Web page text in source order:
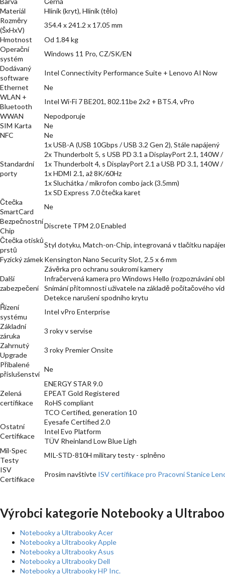
Materiál
Hliník (kryt), Hliník (tělo)
Rozměry
(ŠxHxV)
354.4 x 241.2 x 17.05 mm
Hmotnost
Od 1.84 kg
Operační
systém
Windows 11 Pro, CZ/SK/EN
Dodávaný
software
Intel Connectivity Performance Suite + Lenovo AI Now
Ethernet
Ne
WLAN +
Bluetooth
Intel Wi-Fi 7 BE201, 802.11be 2x2 + BT5.4, vPro
WWAN
Nepodporuje
SIM Karta
Ne
NFC
Ne
Standardní
porty
1x USB-A (USB 10Gbps / USB 3.2 Gen 2), Stále napájený
2x Thunderbolt 5, s USB PD 3.1 a DisplayPort 2.1, 140W
1x Thunderbolt 4, s DisplayPort 2.1 a USB PD 3.1, 140W
1x HDMI 2.1, až 8K/60Hz
1x Sluchátka / mikrofon combo jack (3.5mm)
1x SD Express 7.0 čtečka karet
Čtečka
SmartCard
Ne
Bezpečnostní
Chip
Discrete TPM 2.0 Enabled
Čtečka otisků
prstů
Styl dotyku, Match-on-Chip, integrovaná v tlačítku
Fyzický zámekKensington Nano Security Slot, 2.5 x 6 mm
Další
zabezpečení
Závěrka pro ochranu soukromí kamery
Infračervená kamera pro Windows Hello (rozpoznávání
Snímání přítomnosti uživatele na základě počítačového
Detekce narušení spodního krytu
Řízení
systému
Intel vPro Enterprise
Základní
záruka
3 roky v servise
Zahrnutý
Upgrade
3 roky Premier Onsite
Přibalené
příslušenství
Ne
Zelená
certifikace
ENERGY STAR 9.0
EPEAT Gold Registered
RoHS compliant
TCO Certified, generation 10
Ostatní
Certifikace
Eyesafe Certified 2.0
Intel Evo Platform
TÜV Rheinland Low Blue Ligh
Mil-Spec
Testy
MIL-STD-810H military testy - splněno
ISV
Certifikace
Prosím navštivte ISV certifikace pro Pracovní Stanice
Výrobci kategorie Notebooky a
Notebooky a Ultrabooky Acer
Notebooky a Ultrabooky Apple
Notebooky a Ultrabooky Asus
Notebooky a Ultrabooky Dell
Notebooky a Ultrabooky HP Inc.